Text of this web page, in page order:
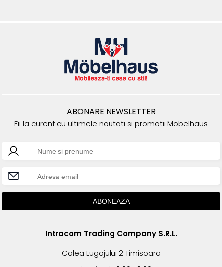
ABONARE NEWSLETTER
Fii la curent cu ultimele noutati si promotii Mobelhaus
Intracom Trading Company S.R.L.
Calea Lugojului 2 Timisoara